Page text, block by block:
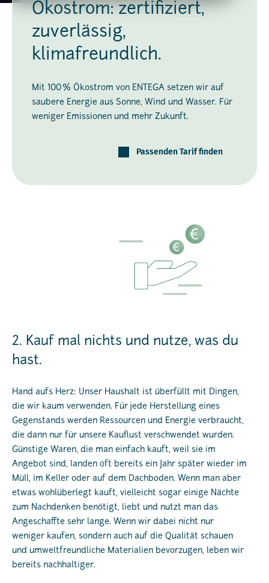
Ökostrom: zertifiziert,
zuverlässig,
klimafreundlich.
Mit 100 % Ökostrom von ENTEGA setzen wir auf
saubere Energie aus Sonne, Wind und Wasser. Für
weniger Emissionen und mehr Zukunft.
Passenden Tarif finden
2. Kauf mal nichts und nutze, was du
hast.
Hand aufs Herz: Unser Haushalt ist überfüllt mit Dingen,
die wir kaum verwenden. Für jede Herstellung eines
Gegenstands werden Ressourcen und Energie verbraucht,
die dann nur für unsere Kauflust verschwendet wurden.
Günstige Waren, die man einfach kauft, weil sie im
Angebot sind, landen oft bereits ein Jahr später wieder im
Müll, im Keller oder auf dem Dachboden. Wenn man aber
etwas wohlüberlegt kauft, vielleicht sogar einige Nächte
zum Nachdenken benötigt, liebt und nutzt man das
Angeschaffte sehr lange. Wenn wir dabei nicht nur
weniger kaufen, sondern auch auf die Qualität schauen
und umweltfreundliche Materialien bevorzugen, leben wir
bereits nachhaltiger.